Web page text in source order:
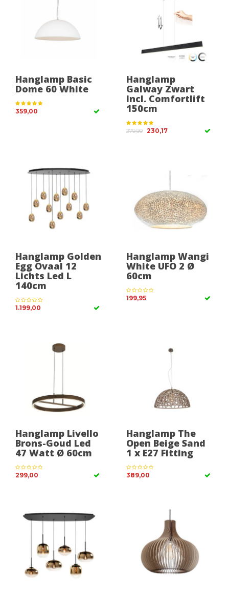
Hanglamp Basic
Dome 60 White
359,00
Hanglamp
Galway Zwart
Incl. Comfortlift
150cm
279,99 230,17
Hanglamp Golden
Egg Ovaal 12
Lichts Led L
140cm
1.199,00
Hanglamp Wangi
White UFO 2 Ø
60cm
199,95
Hanglamp Livello
Brons-Goud Led
47 Watt Ø 60cm
299,00
Hanglamp The
Open Beige Sand
1 x E27 Fitting
389,00